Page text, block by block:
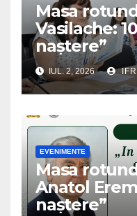
Masa
Vasilache:
naștere”
IUL. 2, 2026 IFR
EVENIMENTE
Masa
Anatol
naștere”